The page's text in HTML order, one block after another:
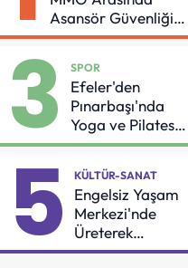
Asansör Güvenliği
İçin Önemli Protokol
3 SPOR
Efeler'den
Pınarbaşı'nda
Yoga ve Pilates
Buluşması
5 KÜLTÜR-SANAT
Engelsiz Yaşam
Merkezi'nde
Üreterek
Güçleniyorlar